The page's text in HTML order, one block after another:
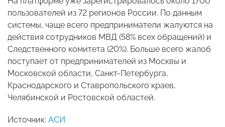
пользователей из 72 регионов России. По данным
системы, чаще всего предприниматели жалуются на
действия сотрудников МВД (58% всех обращений) и
Следственного комитета (20%). Больше всего жалоб
поступает от предпринимателей из Москвы и
Московской области, Санкт-Петербурга,
Краснодарского и Ставропольского краев,
Челябинской и Ростовской областей.
Источник: АСИ